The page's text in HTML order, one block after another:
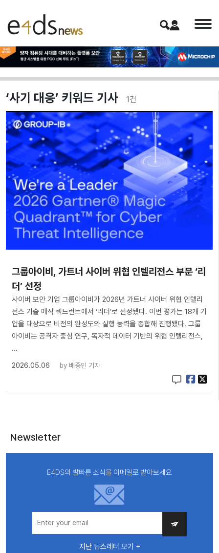
‘사기 대응’ 키워드 기사 1건
그룹아이비, 가트너 사이버 위협 인텔리전스 부문 ‘리
더’ 선정
사이버 보안 기업 그룹아이비가 2026년 가트너 사이버 위협 인텔리
전스 기술 매직 쿼드런트에서 ‘리더’로 선정됐다. 이번 평가는 18개 기
업을 대상으로 비전의 완성도와 실행 능력을 종합해 진행됐다. 그룹
아이비는 공격자 중심 연구, 독자적 데이터 기반의 위협 인텔리전스,
…
2026.05.06
by 배종인 기자
Newsletter
E4DS의 발빠른 소식을 이메일로 받아보세요
지난 뉴스레터 보기 +